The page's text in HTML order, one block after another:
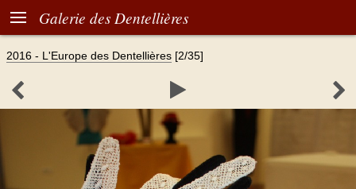
 Galerie des Dentellières
2016 - L'Europe des Dentellières [2/35]
  